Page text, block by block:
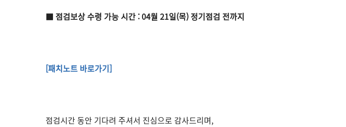
■ 점검보상 수령 가능 시간 : 04월 21일(목) 정기점검 전까지
[패치노트 바로가기]
점검시간 동안 기다려 주셔서 진심으로 감사드리며,